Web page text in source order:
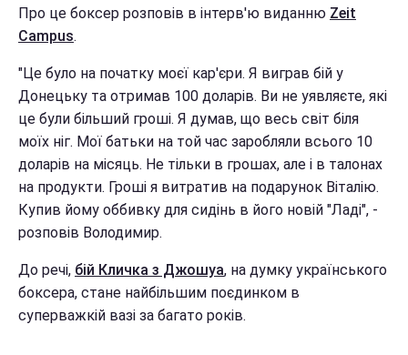
Про це боксер розповів в інтерв'ю виданню Zeit
Campus.
"Це було на початку моєї кар'єри. Я виграв бій у
Донецьку та отримав 100 доларів. Ви не уявляєте, які
це були більший гроші. Я думав, що весь світ біля
моїх ніг. Мої батьки на той час заробляли всього 10
доларів на місяць. Не тільки в грошах, але і в талонах
на продукти. Гроші я витратив на подарунок Віталію.
Купив йому оббивку для сидінь в його новій "Ладі", -
розповів Володимир.
До речі, бій Кличка з Джошуа, на думку українського
боксера, стане найбільшим поєдинком в
суперважкій вазі за багато років.